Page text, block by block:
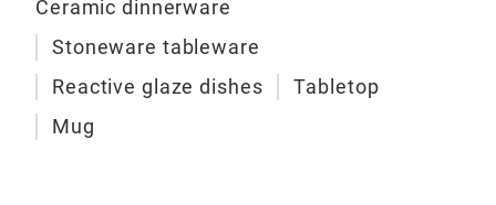
Ceramic dinnerware
Stoneware tableware
Reactive glaze dishes
Tabletop
Mug